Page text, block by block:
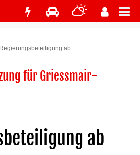
ab
für Griessmair-
ab